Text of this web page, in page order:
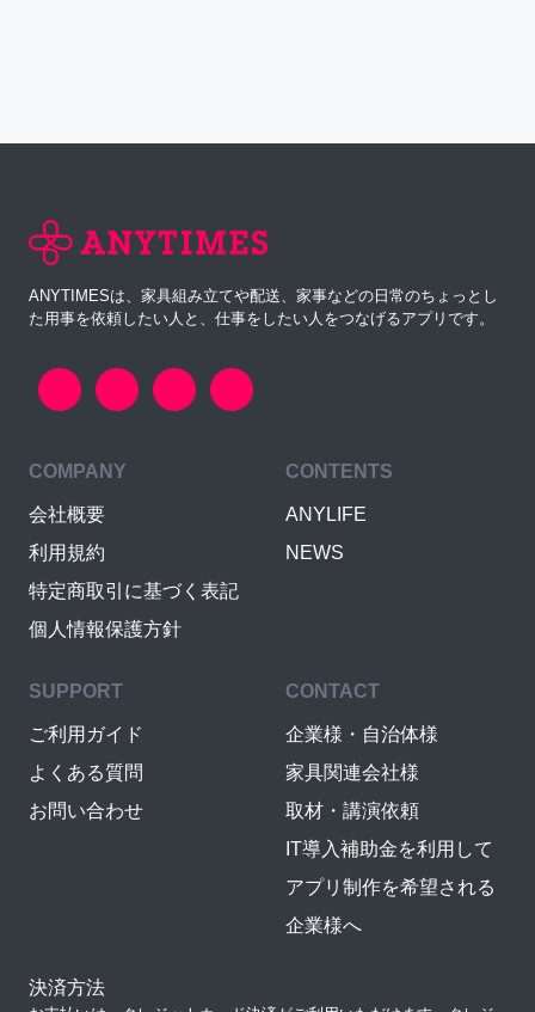
ANYTIMESは、家具組み立てや配送、家事などの日常のちょっとし
た用事を依頼したい人と、仕事をしたい人をつなげるアプリです。
COMPANY
会社概要
利用規約
特定商取引に基づく表記
個人情報保護方針
CONTENTS
ANYLIFE
NEWS
SUPPORT
ご利用ガイド
よくある質問
お問い合わせ
CONTACT
企業様・自治体様
家具関連会社様
取材・講演依頼
IT導入補助金を利用して
アプリ制作を希望される
企業様へ
決済方法